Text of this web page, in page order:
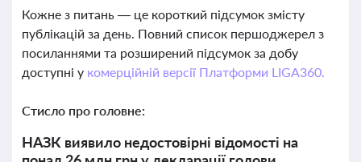
Кожне з питань — це короткий підсумок змісту
публікацій за день. Повний список першоджерел з
посиланнями та розширений підсумок за добу
доступні у комерційній версії Платформи LIGA360.
Стисло про головне:
НАЗК виявило недостовірні відомості на